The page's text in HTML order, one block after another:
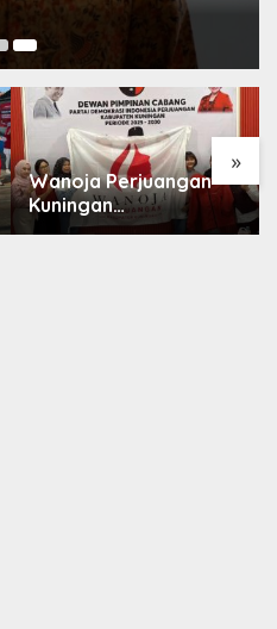
»
Wanoja Perjuangan
Kuningan
Konsolidasikan